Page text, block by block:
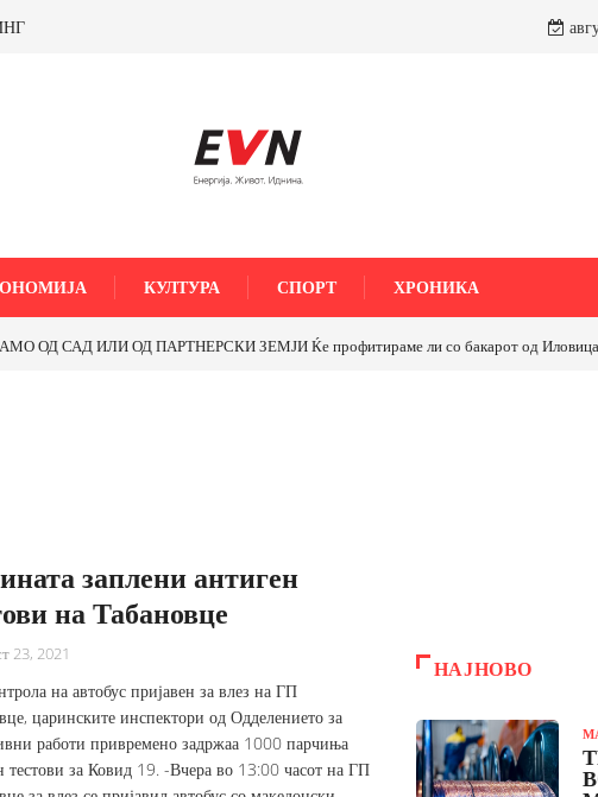
КУЛТУРА СПОРТ ХРОНИКА
САД ИЛИ ОД ПАРТНЕРСКИ ЗЕМЈИ Ќе профитираме ли со бакарот од Иловица
заплени антиген
на Табановце
23, 2021
на автобус пријавен за влез на ГП
царинските инспектори од Одделението за
работи привремено задржаа 1000 парчиња
тестови за Ковид 19. -Вчера во 13:00 часот на ГП
НАЈНОВО